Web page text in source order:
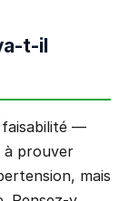
t-il
faisabilité —
à prouver
mais